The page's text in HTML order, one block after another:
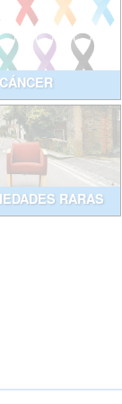
CÁNCER
RARAS